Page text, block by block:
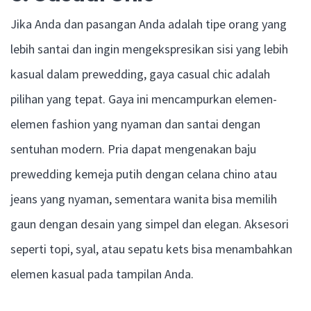
Jika Anda dan pasangan Anda adalah tipe orang yang
lebih santai dan ingin mengekspresikan sisi yang lebih
kasual dalam prewedding, gaya casual chic adalah
pilihan yang tepat. Gaya ini mencampurkan elemen-
elemen fashion yang nyaman dan santai dengan
sentuhan modern. Pria dapat mengenakan baju
prewedding kemeja putih dengan celana chino atau
jeans yang nyaman, sementara wanita bisa memilih
gaun dengan desain yang simpel dan elegan. Aksesori
seperti topi, syal, atau sepatu kets bisa menambahkan
elemen kasual pada tampilan Anda.